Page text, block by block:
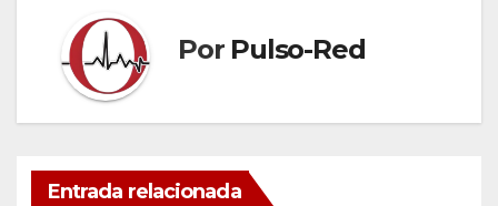
Por Pulso-Red
Entrada relacionada